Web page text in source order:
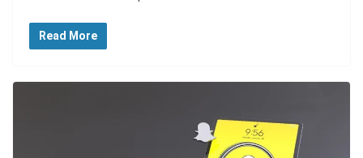
Read More